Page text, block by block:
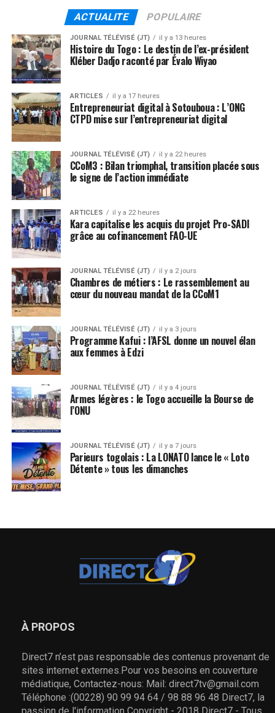
ACTUALITE POPULAIRE
JOURNAL TÉLÉVISÉ (JT) il y a 13 heures
Histoire du Togo : Le destin de l’ex-président
Kléber Dadjo raconté par Évalo Wiyao
ARTICLES il y a 17 heures
Entrepreneuriat digital à Sotouboua : L’ONG
CTPD mise sur l’entrepreneuriat digital
JOURNAL TÉLÉVISÉ (JT) il y a 22 heures
CCoM3 : Bilan triomphal, transition placée sous
le signe de l’action immédiate
ARTICLES il y a 22 heures
Kara capitalise les acquis du projet Pro-SADI
grâce au cofinancement FAO-UE
JOURNAL TÉLÉVISÉ (JT) il y a 2 jours
Chambres de métiers : Le rassemblement au
cœur du nouveau mandat de la CCoM1
JOURNAL TÉLÉVISÉ (JT) il y a 3 jours
Programme Kafui : l’AFSL donne un nouvel élan
aux femmes à Edzi
JOURNAL TÉLÉVISÉ (JT) il y a 4 jours
Armes légères : le Togo accueille la Bourse de
l’ONU
JOURNAL TÉLÉVISÉ (JT) il y a 7 jours
Parieurs togolais : La LONATO lance le « Loto
Détente » tous les dimanches
À PROPOS
Direct7 n’est pas responsable des contenus provenant de
sites internet externes.Pour vos besoins en couverture
médiatique, Contactez-nous: Mail: direct7tv@gmail.com
Téléphone :(00228) 90 99 94 64 / 98 88 96 48 Direct7, la